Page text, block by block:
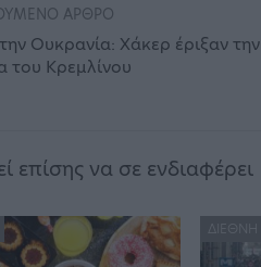
ΆΡΘΡΟ
Ουκρανία: Χάκερ έριξαν την
του Κρεμλίνου
επίσης να σε ενδιαφέρει
ΔΙΕΘΝΉ